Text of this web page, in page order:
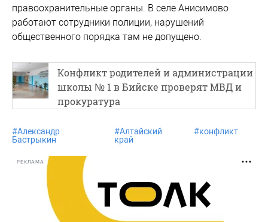
правоохранительные органы. В селе Анисимово
работают сотрудники полиции, нарушений
общественного порядка там не допущено.
Конфликт родителей и администрации
школы № 1 в Бийске проверят МВД и
прокуратура
#Александр
Бастрыкин
#Алтайский
край
#конфликт
РЕКЛАМА